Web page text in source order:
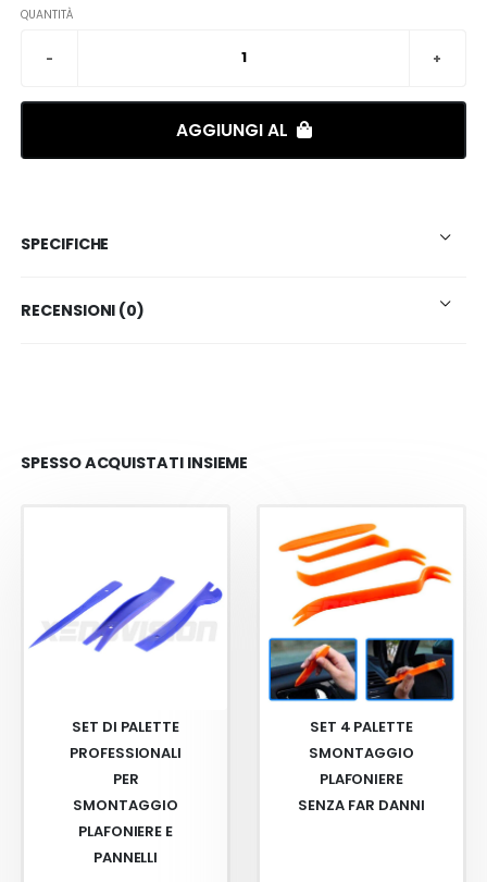
QUANTITÀ
AGGIUNGI AL
SPECIFICHE
RECENSIONI (0)
SPESSO ACQUISTATI INSIEME
SET DI PALETTE
PROFESSIONALI
PER
SMONTAGGIO
PLAFONIERE E
PANNELLI
SET 4 PALETTE
SMONTAGGIO
PLAFONIERE
SENZA FAR DANNI